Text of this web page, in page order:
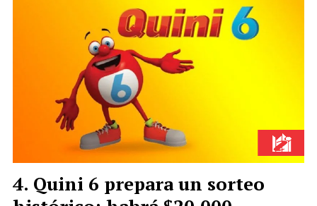
Quini 6 prepara un sorteo